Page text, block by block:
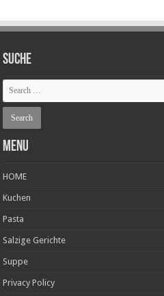
SUCHE
Menu
HOME
Kuchen
Pasta
Salzige Gerichte
Suppe
Privacy Policy